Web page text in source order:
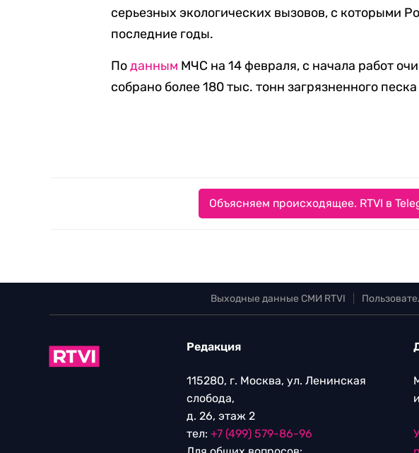
серьезных экологических вызовов, с которыми
последние годы.
Поданным МЧС на 14 февраля, с начала работ
собрано более 180 тыс. тонн загрязненного
Объясняем происходящее. RTVI в
Выходные данные СМИ RTVI
Редакция
115280, г. Москва, ул. Ленинская
слобода,
д. 26, этаж 2
тел: +7 (499) 579-86-96
и